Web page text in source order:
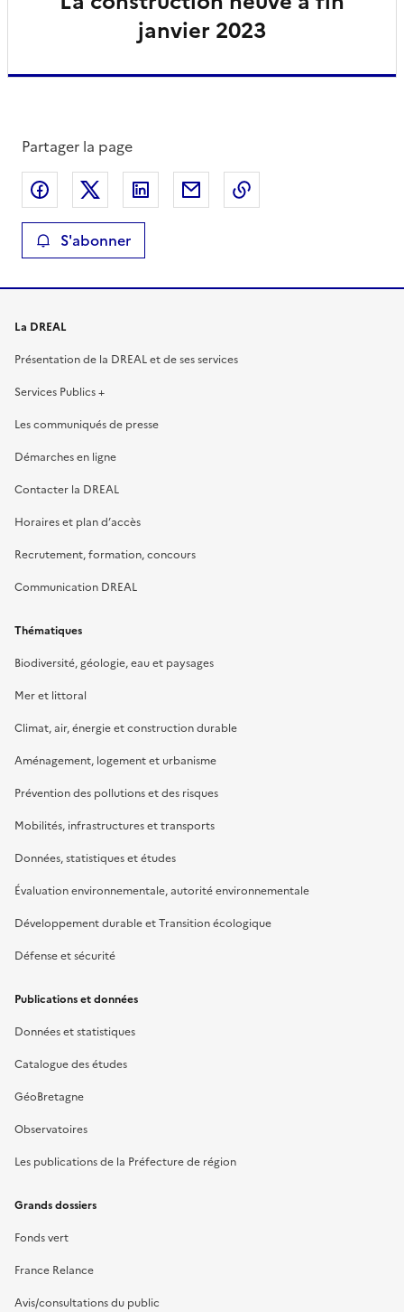
janvier 2023
Partager la page
Partager sur Facebook
Partager sur XPartager sur LinkedIn
Partager par email
S'abonner
La DREAL
Présentation de la DREAL et de ses services
Services Publics +
Les communiqués de presse
Démarches en ligne
Contacter la DREAL
Horaires et plan d’accès
Recrutement, formation, concours
Communication DREAL
Thématiques
Biodiversité, géologie, eau et paysages
Mer et littoral
Climat, air, énergie et construction durable
Aménagement, logement et urbanisme
Prévention des pollutions et des risques
Mobilités, infrastructures et transports
Données, statistiques et études
Évaluation environnementale, autorité environnementale
Développement durable et Transition écologique
Défense et sécurité
Publications et données
Données et statistiques
Catalogue des études
GéoBretagne
Observatoires
Les publications de la Préfecture de région
Grands dossiers
Fonds vert
France Relance
Avis/consultations du public